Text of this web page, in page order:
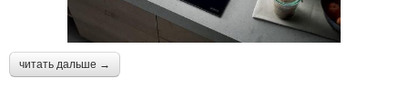
читать дальше →